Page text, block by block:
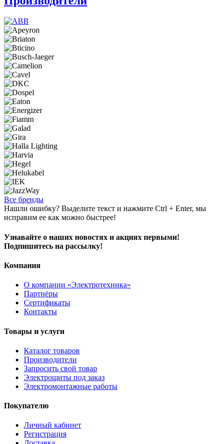
Все бренды
Нашли ошибку? Выделите текст и нажмите Ctrl + Enter, мы
исправим ее как можно быстрее!
Узнавайте о наших новостях и акциях первыми!
Подпишитесь на рассылку!
Компания
О компании «Электротехника»
Партнёры
Сертификаты
Контакты
Товары и услуги
Каталог товаров
Производители
Запросить свой товар
Электрощиты под заказ
Электромонтажные работы
Покупателю
Личный кабинет
Регистрация